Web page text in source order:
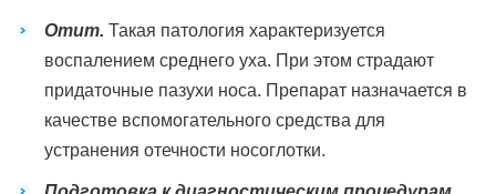
Отит. Такая патология характеризуется
воспалением среднего уха. При этом страдают
придаточные пазухи носа. Препарат назначается в
качестве вспомогательного средства для
устранения отечности носоглотки.